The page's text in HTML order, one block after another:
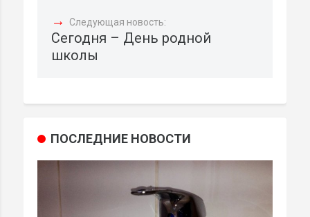
→ Следующая новость:
Сегодня – День родной
школы
ПОСЛЕДНИЕ НОВОСТИ